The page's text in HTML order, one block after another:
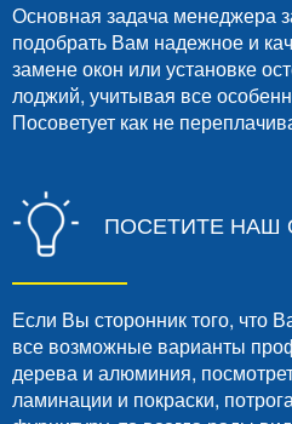
Основная задача менеджера
подобрать Вам надежное и
замене окон или установке
лоджий, учитывая все
Посоветует как не
ПОСЕТИТЕ НАШ
Если Вы сторонник того, что
все возможные варианты
дерева и алюминия,
ламинации и покраски,